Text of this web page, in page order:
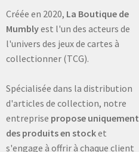
Créée en 2020, La Boutique de
Mumblyest l'un des acteurs de
l'univers des jeux de cartes à
collectionner (TCG).
Spécialisée dans la distribution
d'articles de collection, notre
entreprise propose uniquement
des produits en stocket
s'engage à offrir à chaque client